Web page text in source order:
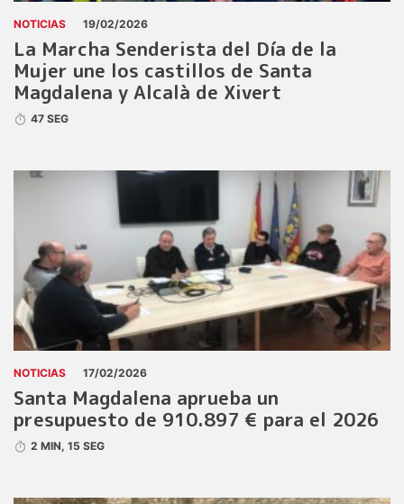
NOTICIAS 19/02/2026
La Marcha Senderista del Día de la
Mujer une los castillos de Santa
Magdalena y Alcalà de Xivert
47 SEG
NOTICIAS 17/02/2026
Santa Magdalena aprueba un
presupuesto de 910.897 € para el 2026
2 MIN, 15 SEG